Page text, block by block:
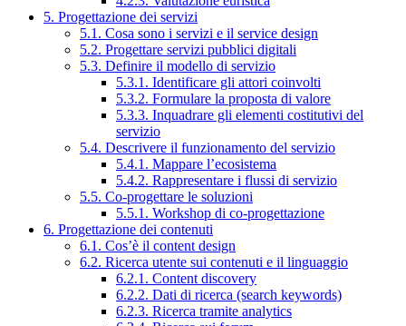
5. Progettazione dei servizi
5.1. Cosa sono i servizi e il service design
5.2. Progettare servizi pubblici digitali
5.3. Definire il modello di servizio
5.3.1. Identificare gli attori coinvolti
5.3.2. Formulare la proposta di valore
5.3.3. Inquadrare gli elementi costitutivi del
servizio
5.4. Descrivere il funzionamento del servizio
5.4.1. Mappare l’ecosistema
5.4.2. Rappresentare i flussi di servizio
5.5. Co-progettare le soluzioni
5.5.1. Workshop di co-progettazione
6. Progettazione dei contenuti
6.1. Cos’è il content design
6.2. Ricerca utente sui contenuti e il linguaggio
6.2.1. Content discovery
6.2.2. Dati di ricerca (search keywords)
6.2.3. Ricerca tramite analytics